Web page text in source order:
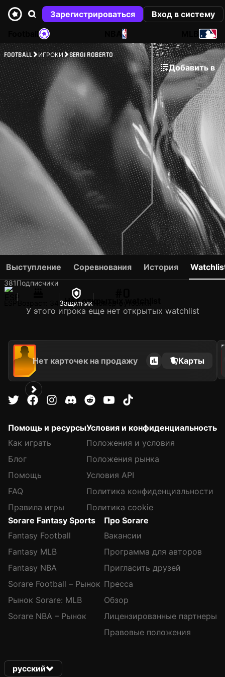
Зарегистрироваться
Вход в систему
NBA
FOOTBALL ИГРОКИ SERGI ROBERTO
Добавить в
SERGI ROBERTO
381Подписчики
Защитник
Выступление Соревнования История
Нет открытых watchlist
У этого игрока еще нет открытых watchlist
Нет карточек на продажу Карты
2021
Помощь и ресурсы
Как играть
Блог
Помощь
FAQ
Правила игры
Условия и конфиденциальность
Положения и условия
Положения рынка
Условия API
Политика конфиденциальности
Политика cookie
Sorare Fantasy Sports
Fantasy Football
Fantasy MLB
Fantasy NBA
Sorare Football – Рынок
Рынок Sorare: MLB
Sorare NBA – Рынок
Про Sorare
Вакансии
Программа для авторов
Пригласить друзей
Пресса
Обзор
Лицензированные партнеры
Правовые положения
русский